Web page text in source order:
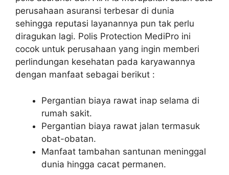
perusahaan asuransi terbesar di dunia
sehingga reputasi layanannya pun tak perlu
diragukan lagi. Polis Protection MediPro ini
cocok untuk perusahaan yang ingin memberi
perlindungan kesehatan pada karyawannya
dengan manfaat sebagai berikut :
Pergantian biaya rawat inap selama di
rumah sakit.
Pergantian biaya rawat jalan termasuk
obat-obatan.
Manfaat tambahan santunan meninggal
dunia hingga cacat permanen.